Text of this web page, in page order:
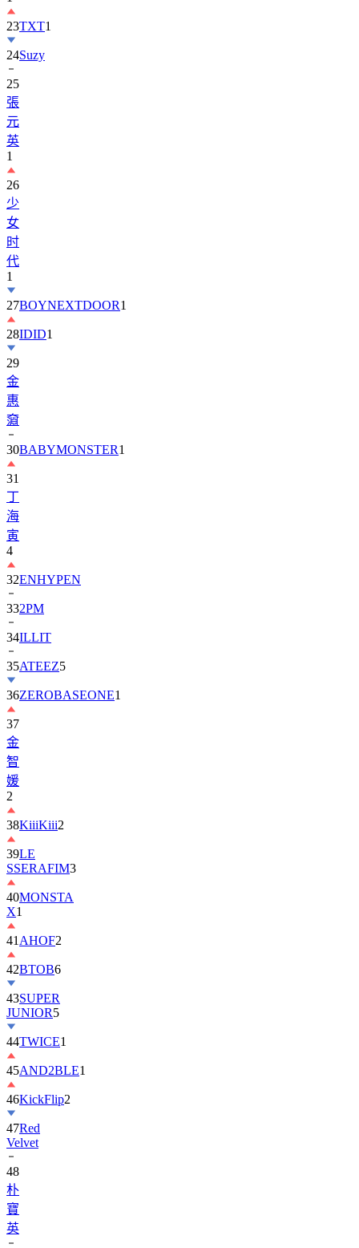
23TXT1
24Suzy
25
張
元
英
1
26
少
女
时
代
1
27BOYNEXTDOOR1
28IDID1
29
金
惠
奫
30BABYMONSTER1
31
丁
海
寅
4
32ENHYPEN
332PM
34ILLIT
35ATEEZ5
36ZEROBASEONE1
37
金
智
媛
2
38KiiiKiii2
39LE
SSERAFIM3
40MONSTA
X1
41 AHOF2
42BTOB6
43SUPER
JUNIOR5
44TWICE1
45AND2BLE1
46KickFlip2
47Red
Velvet
48
朴
寶
英